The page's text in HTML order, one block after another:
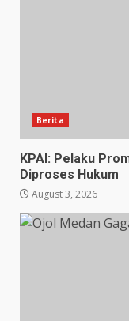
Berita
KPAI: Pelaku
Diproses Hukum
August 3, 2026